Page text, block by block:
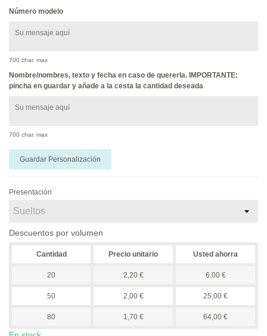
Número modelo
700 char. max
Nombre/nombres, texto y fecha en caso de quererla. IMPORTANTE:
pincha en guardar y añade a la cesta la cantidad deseada
700 char. max
Guardar Personalización
Presentación
Descuentos por volumen
Cantidad Precio unitario Usted ahorra
20 2,20 € 6,00 €
50 2,00 € 25,00 €
80 1,70 € 64,00 €